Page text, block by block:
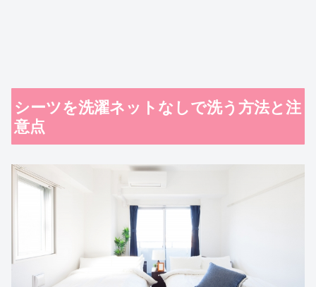
シーツを洗濯ネットなしで洗う方法と注
意点